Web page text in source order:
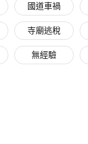
國道車禍
寺廟逃稅
無經驗